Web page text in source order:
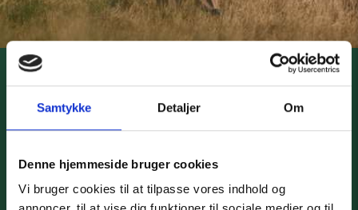
Samtykke Detaljer Om
Denne hjemmeside bruger cookies
Vi bruger cookies til at tilpasse vores indhold og
VON QUAR